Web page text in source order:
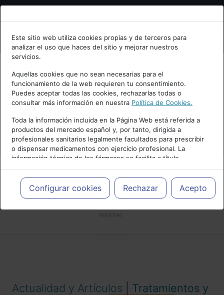
Bienvenid@ a psiquiatria.com
Escribe tu Email
Accede o regístrate con tu email.
Cancelar
Este sitio web utiliza cookies propias y de terceros para
analizar el uso que haces del sitio y mejorar nuestros
servicios.
Aquellas cookies que no sean necesarias para el
funcionamiento de la web requieren tu consentimiento.
Puedes aceptar todas las cookies, rechazarlas todas o
consultar más información en nuestra Política de Cookies.
Toda la información incluida en la Página Web está referida a
productos del mercado español y, por tanto, dirigida a
profesionales sanitarios legalmente facultados para prescribir
o dispensar medicamentos con ejercicio profesional. La
información técnica de los fármacos se facilita a título
meramente informativo, siendo responsabilidad de los
profesionales facultados prescribir medicamentos y decidir, en
cada caso concreto, el tratamiento más adecuado a las
necesidades del paciente.
Configurar cookies Rechazar Acepto
Actualidad y Artículos
Tratamientos y